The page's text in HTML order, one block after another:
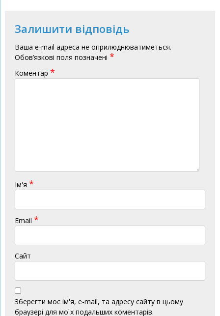
Залишити відповідь
Ваша e-mail адреса не оприлюднюватиметься.
Обов’язкові поля позначені *
Коментар *
Ім'я *
Email *
Сайт
Зберегти моє ім'я, e-mail, та адресу сайту в цьому
браузері для моїх подальших коментарів.